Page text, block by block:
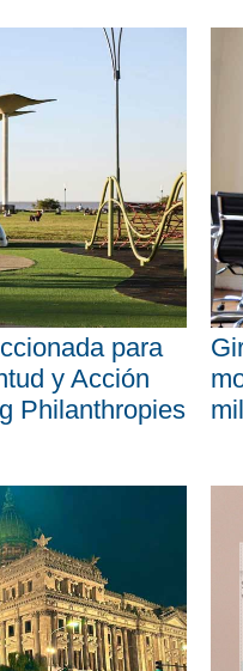
para
y Acción
Philanthropies